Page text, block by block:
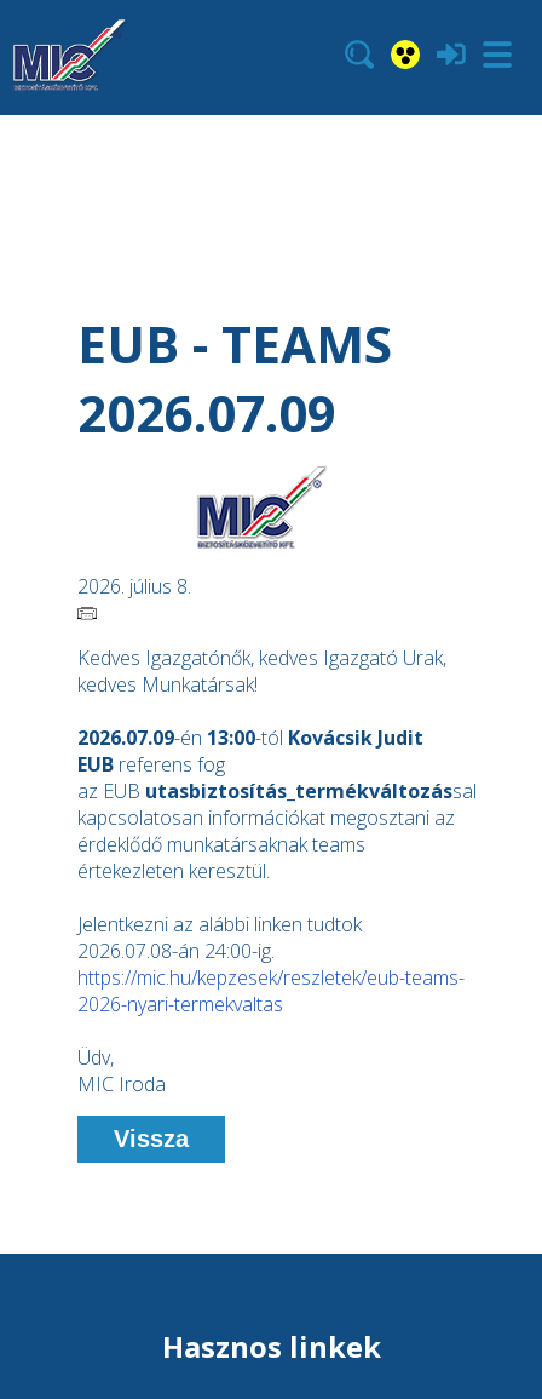
EUB - TEAMS
2026.07.09
2026. július 8.
Kedves Igazgatónők, kedves Igazgató Urak,
kedves Munkatársak!
2026.07.09-én 13:00-tól Kovácsik Judit
EUB referens fog
az EUB utasbiztosítás_termékváltozással
kapcsolatosan információkat megosztani az
érdeklődő munkatársaknak teams
értekezleten keresztül.
Jelentkezni az alábbi linken tudtok
2026.07.08-án 24:00-ig.
https://mic.hu/kepzesek/reszletek/eub-teams-
2026-nyari-termekvaltas
Üdv,
MIC Iroda
Vissza
Hasznos linkek